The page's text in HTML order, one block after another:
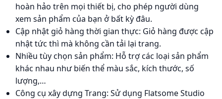
hoàn hảo trên mọi thiết bị, cho phép người dùng
xem sản phẩm của bạn ở bất kỳ đâu.
Cập nhật giỏ hàng thời gian thực: Giỏ hàng được cập
nhật tức thì mà không cần tải lại trang.
Nhiều tùy chọn sản phẩm: Hỗ trợ các loại sản phẩm
khác nhau như biến thể màu sắc, kích thước, số
lượng,…
Công cụ xây dựng Trang: Sử dụng Flatsome Studio